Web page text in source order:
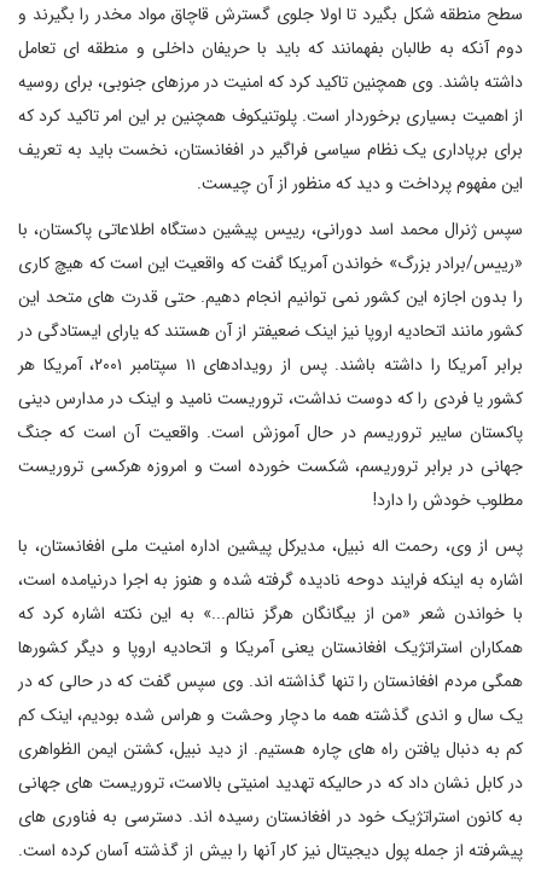
سطح منطقه شکل بگیرد تا اولا جلوی گسترش قاچاق مواد مخدر را بگیرند و
دوم آنکه به طالبان بفهمانند که باید با حریفان داخلی و منطقه ای تعامل
داشته باشند. وی همچنین تاکید کرد که امنیت در مرزهای جنوبی، برای روسیه
از اهمیت بسیاری برخوردار است. پلوتنیکوف همچنین بر این امر تاکید کرد که
برای برپاداری یک نظام سیاسی فراگیر در افغانستان، نخست باید به تعریف
این مفهوم پرداخت و دید که منظور از آن چیست.
سپس ژنرال محمد اسد دورانی، رییس پیشین دستگاه اطلاعاتی پاکستان، با
«رییس/برادر بزرگ» خواندن آمریکا گفت که واقعیت این است که هیچ کاری
را بدون اجازه این کشور نمی توانیم انجام دهیم. حتی قدرت های متحد این
کشور مانند اتحادیه اروپا نیز اینک ضعیفتر از آن هستند که یارای ایستادگی در
برابر آمریکا را داشته باشند. پس از رویدادهای ۱۱ سپتامبر ۲۰۰۱، آمریکا هر
کشور یا فردی را که دوست نداشت، تروریست نامید و اینک در مدارس دینی
پاکستان سایبر تروریسم در حال آموزش است. واقعیت آن است که جنگ
جهانی در برابر تروریسم، شکست خورده است و امروزه هرکسی تروریست
مطلوب خودش را دارد!
پس از وی، رحمت اله نبیل، مدیرکل پیشین اداره امنیت ملی افغانستان، با
اشاره به اینکه فرایند دوحه نادیده گرفته شده و هنوز به اجرا درنیامده است،
با خواندن شعر «من از بیگانگان هرگز ننالم...» به این نکته اشاره کرد که
همکاران استراتژیک افغانستان یعنی آمریکا و اتحادیه اروپا و دیگر کشورها
همگی مردم افغانستان را تنها گذاشته اند. وی سپس گفت که در حالی که در
یک سال و اندی گذشته همه ما دچار وحشت و هراس شده بودیم، اینک کم
کم به دنبال یافتن راه های چاره هستیم. از دید نبیل، کشتن ایمن الظواهری
در کابل نشان داد که در حالیکه تهدید امنیتی بالاست، تروریست های جهانی
به کانون استراتژیک خود در افغانستان رسیده اند. دسترسی به فناوری های
پیشرفته از جمله پول دیجیتال نیز کار آنها را بیش از گذشته آسان کرده است.